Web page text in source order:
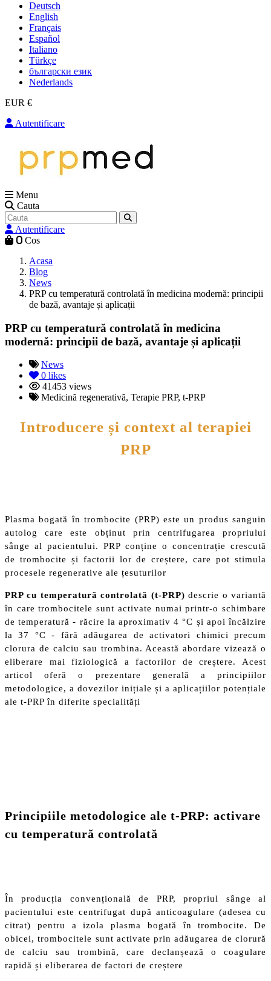
Deutsch
English
Français
Español
Italiano
Türkçe
български език
Nederlands
EUR €
Autentificare
Menu
Cauta
Autentificare
0 Cos
Acasa
Blog
News
PRP cu temperatură controlată în medicina modernă: principii
de bază, avantaje și aplicații
PRP cu temperatură controlată în medicina
modernă: principii de bază, avantaje și aplicații
News
0 likes
41453 views
Medicină regenerativă, Terapie PRP, t-PRP
Introducere și context al terapiei
PRP
Plasma bogată în trombocite (PRP) este un produs sanguin
autolog care este obținut prin centrifugarea propriului
sânge al pacientului. PRP conține o concentrație crescută
de trombocite și factorii lor de creștere, care pot stimula
procesele regenerative ale țesuturilor
PRP cu temperatură controlată (t-PRP) descrie o variantă
în care trombocitele sunt activate numai printr-o schimbare
de temperatură - răcire la aproximativ 4 °C și apoi încălzire
la 37 °C - fără adăugarea de activatori chimici precum
clorura de calciu sau trombina. Această abordare vizează o
eliberare mai fiziologică a factorilor de creștere. Acest
articol oferă o prezentare generală a principiilor
metodologice, a dovezilor inițiale și a aplicațiilor potențiale
ale t-PRP în diferite specialități
Principiile metodologice ale t-PRP: activare
cu temperatură controlată
În producția convențională de PRP, propriul sânge al
pacientului este centrifugat după anticoagulare (adesea cu
citrat) pentru a izola plasma bogată în trombocite. De
obicei, trombocitele sunt activate prin adăugarea de clorură
de calciu sau trombină, care declanșează o coagulare
rapidă și eliberarea de factori de creștere